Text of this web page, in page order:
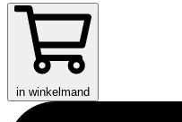
in winkelmand